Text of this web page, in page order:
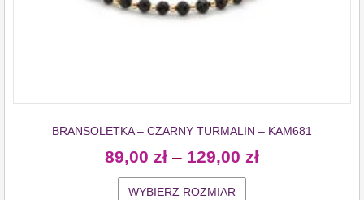
BRANSOLETKA – CZARNY TURMALIN – KAM681
89,00 zł – 129,00 zł
WYBIERZ ROZMIAR